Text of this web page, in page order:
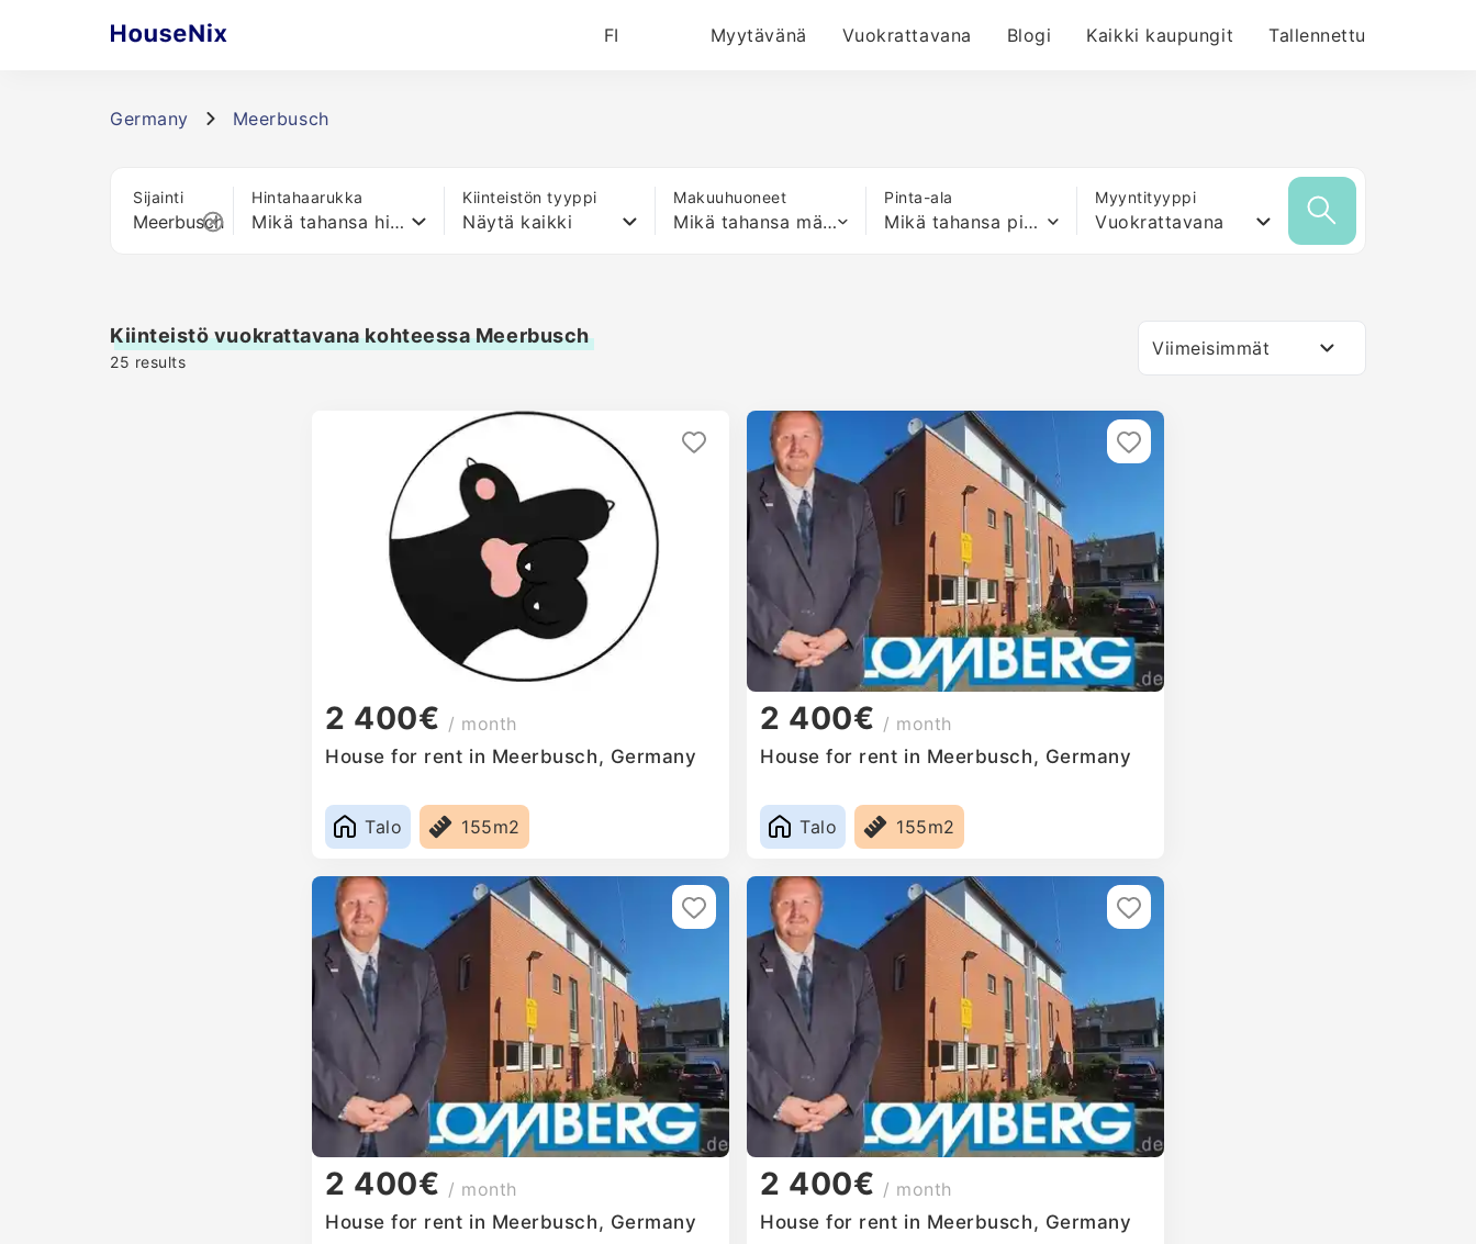
FI Myytävänä Vuokrattavana Blogi Kaikki kaupungit Tallennettu
Germany Meerbusch
Sijainti Hintahaarukka
Mikä tahansa hinta
Kiinteistön tyyppi
Näytä kaikki
Makuuhuoneet
Mikä tahansa määrä sänkyjä
Pinta-ala
Mikä tahansa pinta-ala
Myyntityyppi
Vuokrattavana
Kiinteistö vuokrattavana kohteessa Meerbusch
25 results
Viimeisimmät
2 400€ / month
House for rent in Meerbusch, Germany
Talo 155m2
2 400€ / month
House for rent in Meerbusch, Germany
Talo 155m2
2 400€ / month
House for rent in Meerbusch, Germany
2 400€ / month
House for rent in Meerbusch, Germany